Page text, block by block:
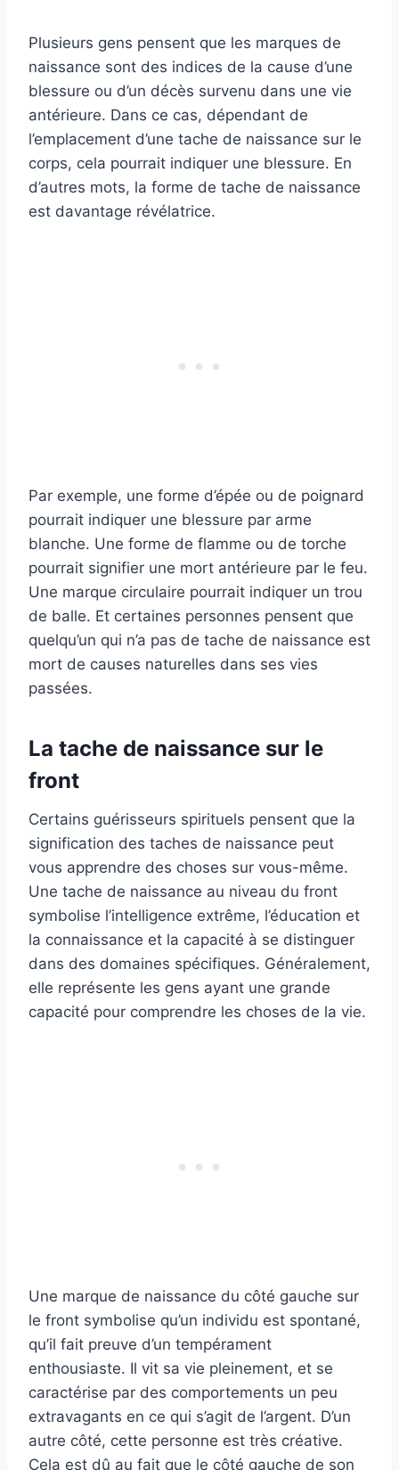
Plusieurs gens pensent que les marques de
naissance sont des indices de la cause d’une
blessure ou d’un décès survenu dans une vie
antérieure. Dans ce cas, dépendant de
l’emplacement d’une tache de naissance sur le
corps, cela pourrait indiquer une blessure. En
d’autres mots, la forme de tache de naissance
est davantage révélatrice.
Par exemple, une forme d’épée ou de poignard
pourrait indiquer une blessure par arme
blanche. Une forme de flamme ou de torche
pourrait signifier une mort antérieure par le feu.
Une marque circulaire pourrait indiquer un trou
de balle. Et certaines personnes pensent que
quelqu’un qui n’a pas de tache de naissance est
mort de causes naturelles dans ses vies
passées.
La tache de naissance sur le
front
Certains guérisseurs spirituels pensent que la
signification des taches de naissance peut
vous apprendre des choses sur vous-même.
Une tache de naissance au niveau du front
symbolise l’intelligence extrême, l’éducation et
la connaissance et la capacité à se distinguer
dans des domaines spécifiques. Généralement,
elle représente les gens ayant une grande
capacité pour comprendre les choses de la vie.
Une marque de naissance du côté gauche sur
le front symbolise qu’un individu est spontané,
qu’il fait preuve d’un tempérament
enthousiaste. Il vit sa vie pleinement, et se
caractérise par des comportements un peu
extravagants en ce qui s’agit de l’argent. D’un
autre côté, cette personne est très créative.
Cela est dû au fait que le côté gauche de son